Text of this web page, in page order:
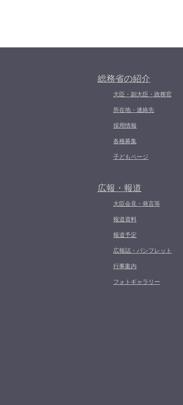
総務省の紹介
大臣・副大臣・政務官
所在地・連絡先
採用情報
各種募集
子どもページ
広報・報道
大臣会見・発言等
報道資料
報道予定
広報誌・パンフレット
行事案内
フォトギャラリー